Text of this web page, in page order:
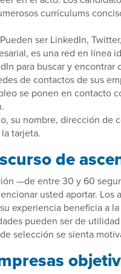
currículums
ser LinkedIn,
es una red en línea
para buscar y
de contactos de sus
se ponen en contacto
su nombre, dirección
tarjeta.
de
—de entre 30 y 60
usted aportar. Los
experiencia beneficia a
pueden ser de
selección se sienta